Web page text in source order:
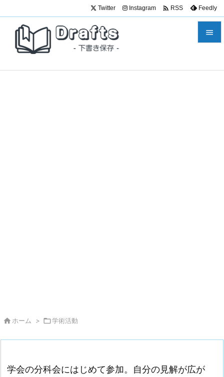

Twitter Instagram  RSS Feedly
 ホーム > 学術活動
学会の分科会にはじめて参加。自分の見解が広が